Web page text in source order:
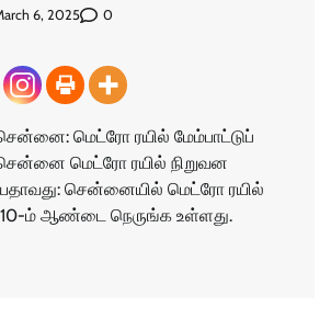
6, 2025 0
மெட்ரோ ரயில் மேம்பாட்டுப்
மெட்ரோ ரயில் நிறுவன
சென்னையில் மெட்ரோ ரயில்
ம் ஆண்டை நெருங்க உள்ளது.